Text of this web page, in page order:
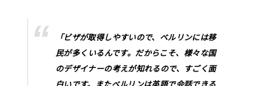
「ビザが取得しやすいので、ベルリンには移
民が多くいるんです。だからこそ、様々な国
のデザイナーの考えが知れるので、すごく面